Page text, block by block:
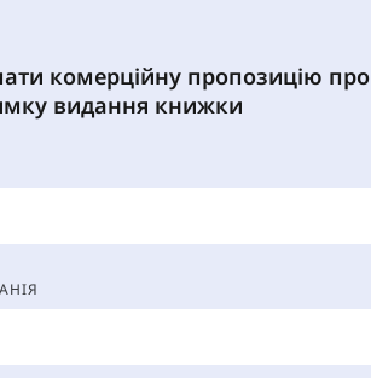
комерційну пропозицію про
видання книжки